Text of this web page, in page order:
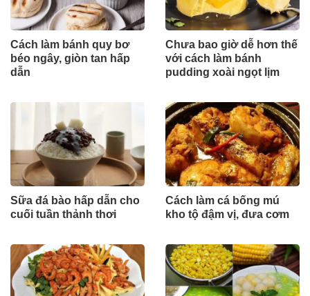
Cách làm bánh quy bơ
béo ngây, giòn tan hấp
dẫn
Chưa bao giờ dễ hơn thế
với cách làm bánh
pudding xoài ngọt lịm
Sữa đá bào hấp dẫn cho
cuối tuần thảnh thơi
Cách làm cá bống mú
kho tộ đậm vị, đưa cơm